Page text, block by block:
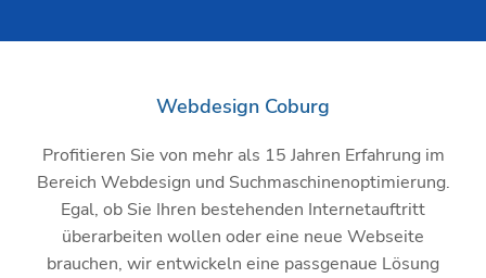
Webdesign Coburg
Profitieren Sie von mehr als 15 Jahren Erfahrung im
Bereich Webdesign und Suchmaschinenoptimierung.
Egal, ob Sie Ihren bestehenden Internetauftritt
überarbeiten wollen oder eine neue Webseite
brauchen, wir entwickeln eine passgenaue Lösung